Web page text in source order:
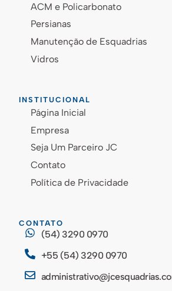
ACM e Policarbonato
Persianas
Manutenção de Esquadrias
Vidros
INSTITUCIONAL
Página Inicial
Empresa
Seja Um Parceiro JC
Contato
Política de Privacidade
CONTATO
(54) 3290 0970
+55 (54) 3290 0970